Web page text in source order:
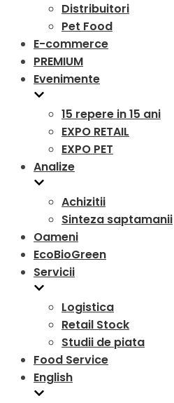
Distribuitori
Pet Food
E-commerce
PREMIUM
Evenimente
15 repere in 15 ani
EXPO RETAIL
EXPO PET
Analize
Achizitii
Sinteza saptamanii
Oameni
EcoBioGreen
Servicii
Logistica
Retail Stock
Studii de piata
Food Service
English